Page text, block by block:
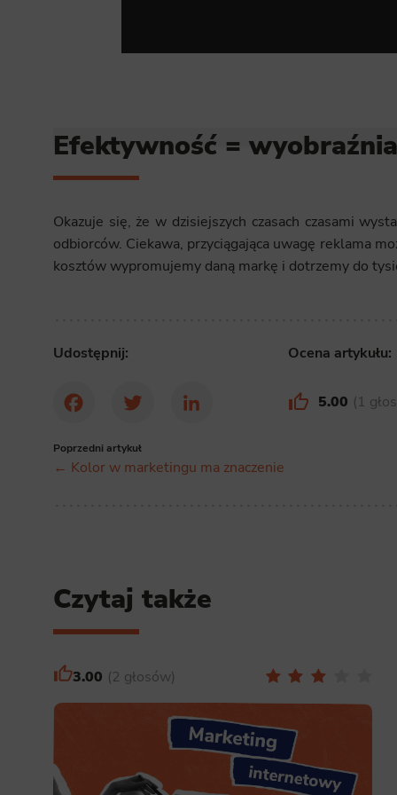
create
Scope
Efektywność = wyobraźnia
Okazuje się, że w dzisiejszych czasach czasami
odbiorców. Ciekawa, przyciągająca uwagę reklama
kosztów wypromujemy daną markę i dotrzemy do
Udostępnij:
FacebookTwitter LinkedIn
Ocena artykułu:
5.00 1
Poprzedni artykuł
← Kolor w marketingu ma znaczenie
Czytaj także
3.00 2 głosów